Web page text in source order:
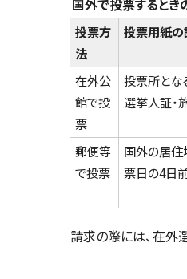
国外で投票するとき
投票方
法
投票用紙
在外公
館で投
票
投票所とな
選挙人証・
郵便等
で投票
国外の居住
票日の4日
請求の際には、在外